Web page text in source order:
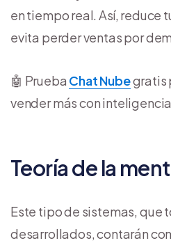
en tiempo real. Así, reduce
evita perder ventas por
🤖 Prueba Chat Nubegratis
vender más con
Teoría de la
Este tipo de sistemas, que
desarrollados, contarán